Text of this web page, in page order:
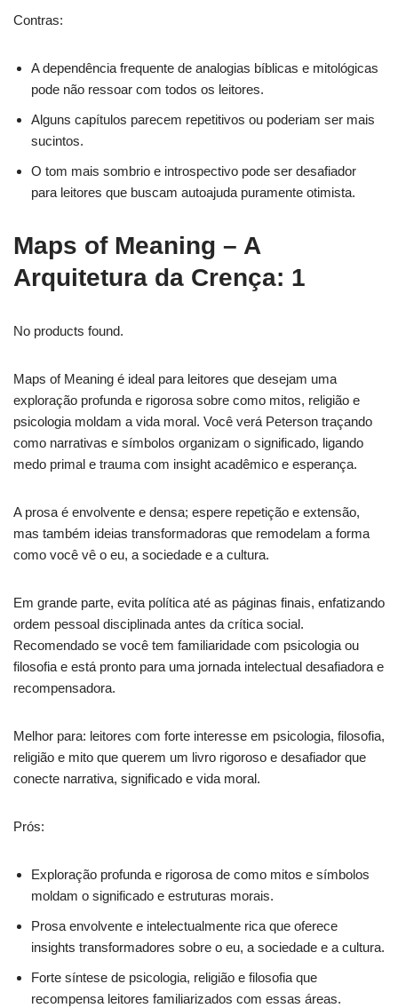
Contras:
A dependência frequente de analogias bíblicas e mitológicas
pode não ressoar com todos os leitores.
Alguns capítulos parecem repetitivos ou poderiam ser mais
sucintos.
O tom mais sombrio e introspectivo pode ser desafiador
para leitores que buscam autoajuda puramente otimista.
Maps of Meaning – A
Arquitetura da Crença: 1
No products found.
Maps of Meaning é ideal para leitores que desejam uma
exploração profunda e rigorosa sobre como mitos, religião e
psicologia moldam a vida moral. Você verá Peterson traçando
como narrativas e símbolos organizam o significado, ligando
medo primal e trauma com insight acadêmico e esperança.
A prosa é envolvente e densa; espere repetição e extensão,
mas também ideias transformadoras que remodelam a forma
como você vê o eu, a sociedade e a cultura.
Em grande parte, evita política até as páginas finais, enfatizando
ordem pessoal disciplinada antes da crítica social.
Recomendado se você tem familiaridade com psicologia ou
filosofia e está pronto para uma jornada intelectual desafiadora e
recompensadora.
Melhor para: leitores com forte interesse em psicologia, filosofia,
religião e mito que querem um livro rigoroso e desafiador que
conecte narrativa, significado e vida moral.
Prós:
Exploração profunda e rigorosa de como mitos e símbolos
moldam o significado e estruturas morais.
Prosa envolvente e intelectualmente rica que oferece
insights transformadores sobre o eu, a sociedade e a cultura.
Forte síntese de psicologia, religião e filosofia que
recompensa leitores familiarizados com essas áreas.